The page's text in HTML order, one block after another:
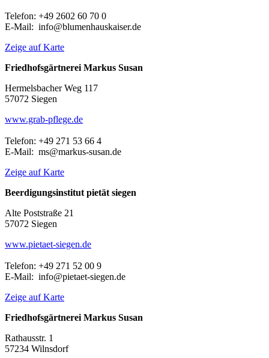
Telefon: +49 2602 60 70 0
E-Mail: info@blumenhauskaiser.de
Zeige auf Karte
Friedhofsgärtnerei Markus Susan
Hermelsbacher Weg 117
57072 Siegen
www.grab-pflege.de
Telefon: +49 271 53 66 4
E-Mail: ms@markus-susan.de
Zeige auf Karte
Beerdigungsinstitut pietät siegen
Alte Poststraße 21
57072 Siegen
www.pietaet-siegen.de
Telefon: +49 271 52 00 9
E-Mail: info@pietaet-siegen.de
Zeige auf Karte
Friedhofsgärtnerei Markus Susan
Rathausstr. 1
57234 Wilnsdorf